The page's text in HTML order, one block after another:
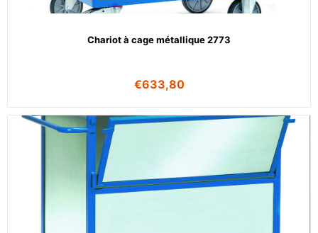
Chariot à cage métallique 2773
€633,80